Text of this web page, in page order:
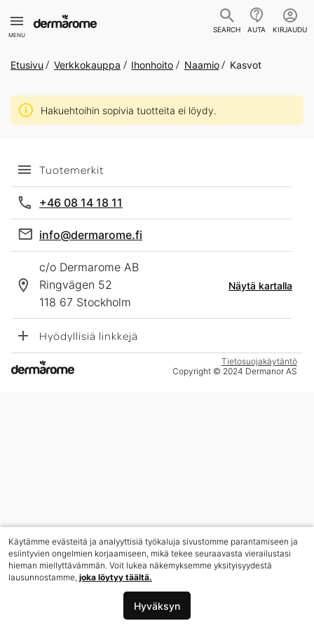
Käytämme evästeitä ja analyyttisiä työkaluja sivustomme parantamiseen ja
esiintyvien ongelmien korjaamiseen, mikä tekee seuraavasta vierailustasi
hieman miellyttävämmän. Voit lukea näkemyksemme yksityisyydestä
lausunnostamme, joka löytyy täältä.
Hyväksyn
MENU
SEARCH AUTA KIRJAUDU
Etusivu Verkkokauppa Ihonhoito Naamio Kasvot
Hakuehtoihin sopivia tuotteita ei löydy.
Tuotemerkit
Näytä kartalla
+46 08 14 18 11
info@dermarome.fi
c/o Dermarome AB
Ringvägen 52
118 67 Stockholm
Hyödyllisiä linkkejä
Tietosuojakäytäntö
Copyright © 2024 Dermanor AS